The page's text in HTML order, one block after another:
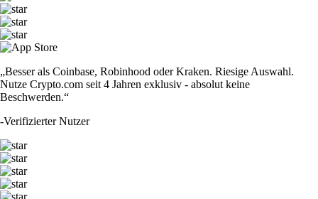
„Besser als Coinbase, Robinhood oder Kraken. Riesige Auswahl.
Nutze Crypto.com seit 4 Jahren exklusiv - absolut keine
Beschwerden.“
-Verifizierter Nutzer